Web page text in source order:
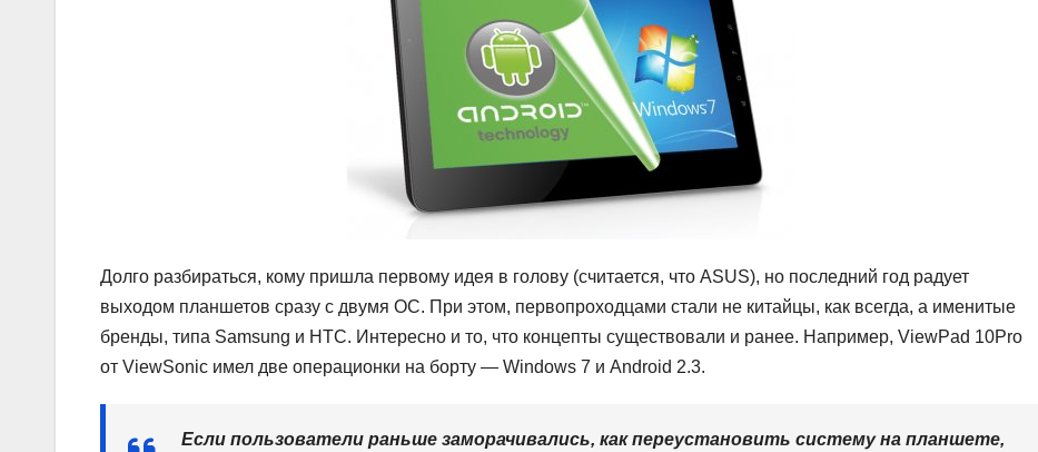
Долго разбираться, кому пришла первому идея в голову (считается, что ASUS), но последний год радует
выходом планшетов сразу с двумя ОС. При этом, первопроходцами стали не китайцы, как всегда, а именитые
бренды, типа Samsung и HTC. Интересно и то, что концепты существовали и ранее. Например, ViewPad 10Pro
от ViewSonic имел две операционки на борту — Windows 7 и Android 2.3.
Если пользователи раньше заморачивались, как переустановить систему на планшете,